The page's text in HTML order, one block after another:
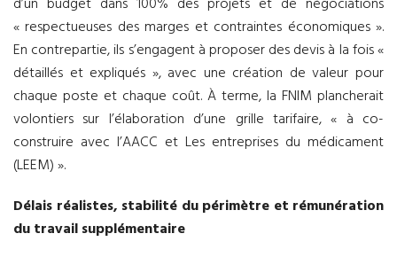
« respectueuses des marges et contraintes économiques ».
En contrepartie, ils s’engagent à proposer des devis à la fois «
détaillés et expliqués », avec une création de valeur pour
chaque poste et chaque coût. À terme, la FNIM plancherait
volontiers sur l’élaboration d’une grille tarifaire, « à co-
construire avec l’AACC et Les entreprises du médicament
(LEEM) ».
Délais réalistes, stabilité du périmètre et rémunération
du travail supplémentaire